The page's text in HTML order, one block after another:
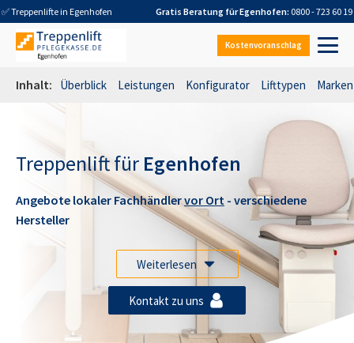
✅ Treppenlifte in Egenhofen Gratis Beratung fürEgenhofen: 0800 - 723 60 19
Kostenvoranschlag
Inhalt: Überblick Leistungen Konfigurator Lifttypen Marken
Treppenlift für Egenhofen
Angebote lokaler Fachhändlervor Ort - verschiedene
Hersteller
Weiterlesen
Kontakt zu uns